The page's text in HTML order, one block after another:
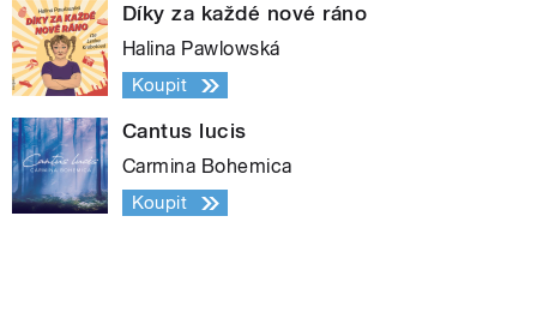
Díky za každé nové ráno
Halina Pawlowská
Koupit
Cantus lucis
Carmina Bohemica
Koupit